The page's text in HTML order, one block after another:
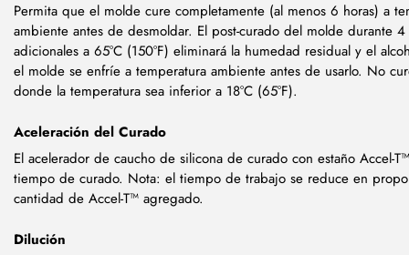
Permita que el molde cure completamente (al menos 6 horas) a
ambiente antes de desmoldar. El post-curado del molde durante 4
adicionales a 65°C (150°F) eliminará la humedad residual y el
el molde se enfríe a temperatura ambiente antes de usarlo. No
donde la temperatura sea inferior a 18°C (65°F).
Aceleración del Curado
El acelerador de caucho de silicona de curado con estaño Accel-
tiempo de curado. Nota: el tiempo de trabajo se reduce en
cantidad de Accel-T™ agregado.
Dilución